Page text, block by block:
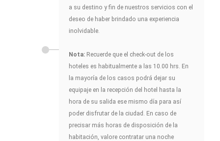
a su destino y fin de nuestros servicios con el
deseo de haber brindado una experiencia
inolvidable.
Nota: Recuerde que el check-out de los
hoteles es habitualmente a las 10.00 hrs. En
la mayoría de los casos podrá dejar su
equipaje en la recepción del hotel hasta la
hora de su salida ese mismo día para así
poder disfrutar de la ciudad. En caso de
precisar más horas de disposición de la
habitación, valore contratar una noche